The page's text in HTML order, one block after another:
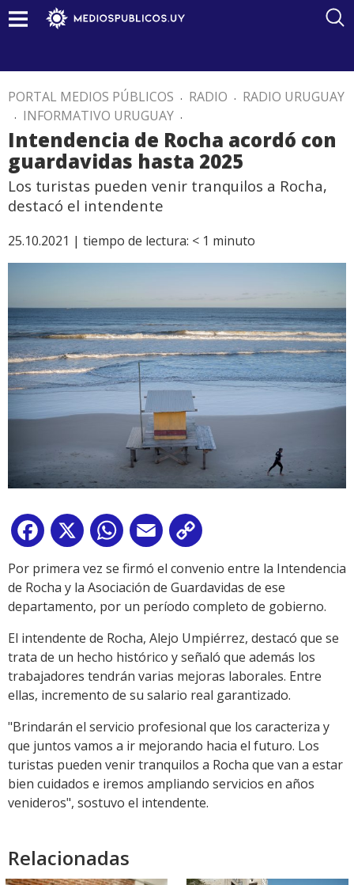
PORTAL MEDIOS PÚBLICOS . RADIO . RADIO URUGUAY
. INFORMATIVO URUGUAY .
Intendencia de Rocha acordó con
guardavidas hasta 2025
Los turistas pueden venir tranquilos a Rocha,
destacó el intendente
25.10.2021 | tiempo de lectura: < 1 minuto
Facebook
X WhatsApp
Email
Link
Por primera vez se firmó el convenio entre la Intendencia
de Rocha y la Asociación de Guardavidas de ese
departamento, por un período completo de gobierno.
El intendente de Rocha, Alejo Umpiérrez, destacó que se
trata de un hecho histórico y señaló que además los
trabajadores tendrán varias mejoras laborales. Entre
ellas, incremento de su salario real garantizado.
"Brindarán el servicio profesional que los caracteriza y
que juntos vamos a ir mejorando hacia el futuro. Los
turistas pueden venir tranquilos a Rocha que van a estar
bien cuidados e iremos ampliando servicios en años
venideros", sostuvo el intendente.
Relacionadas